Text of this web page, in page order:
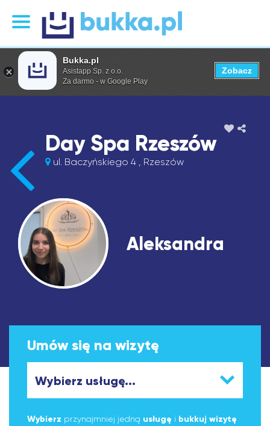
Day Spa Rzeszów
ul. Baczyńskiego 4 , Rzeszów
Aleksandra
Umów się na wizytę
Wybierz przynajmniej jedną usługę i bukkuj wizytę
Bukka.pl
Asistapp Sp. z o.o.
Za darmo - w Google Play
Zobacz